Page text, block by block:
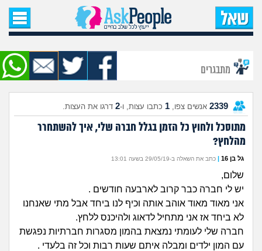
עמוד הבית
שאל שאלה
שאלות חדשות
שאלות שעוררו עניין
מתחם הטיפים
מדורים
מתבגרים
2339 אנשים צפו, 1 כתבו עצות, ו-2 דרגו את העצות.
מתוסכל ולחוץ כל הזמן בגלל חברה שלי, איך להשתחרר
מהלחץ?
גל בן 16 | כתב את השאלה ב-29/05/19 בשעה 13:01
שלום,
יש לי חברה כבר קרוב לארבעה חודשים .
אני מאוד מאוד אוהב אותה וכיף לנו ביחד אבל מתי שאנחנו
לא ביחד אז אני מתחיל לדאוג ולהיכנס ללחץ.
חברה שלי לעומתי נמצאת בהמון מסגרות חברתיות נפגשת
עם המון ילדים ומבלה איתם שעות רבות וכל זה בלעדי .